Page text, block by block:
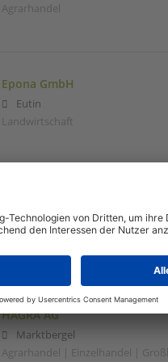
Agrarhandel
Epona GmbH
Eutin
Landwirtschaft
Milano,MI,Italien
Agrarhandel | Agrarindustrie |
HAGRA AG
Marktbergel
Agrarhandel | Einzelhandel |